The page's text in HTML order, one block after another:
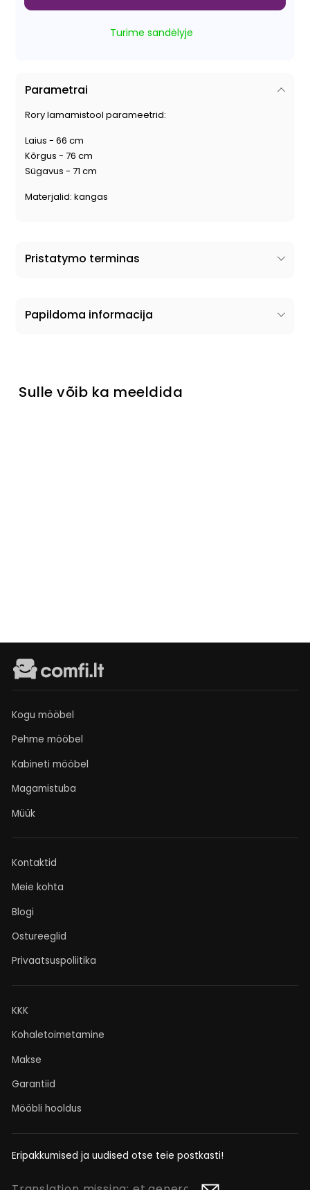
Turime sandėlyje
Parametrai
Rorylamamistool parameetrid:
Laius - 66 cm
Kõrgus - 76 cm
Sügavus - 71 cm
Materjalid: kangas
Pristatymo terminas
Papildoma informacija
Sulle võib ka meeldida
Kogu mööbel
Pehme mööbel
Kabineti mööbel
Magamistuba
Müük
Kontaktid
Meie kohta
Blogi
Ostureeglid
Privaatsuspoliitika
KKK
Kohaletoimetamine
Makse
Garantiid
Mööbli hooldus
Eripakkumised ja uudised otse teie postkasti!
TRANSLATION